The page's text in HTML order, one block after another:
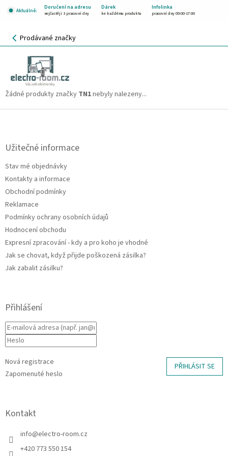
Aktuálně:
Doručení na adresu Dárek Infolinka
nejčastěji 3 pracovní dny ke každému produktu pracovní dny 09:00-17:00
NÁKUPNÍ
KOŠÍK
Prodávané značky
Žádné produkty značky TN1nebyly nalezeny...
Z
Užitečné informace
Stav mé objednávky
Kontakty a informace
Obchodní podmínky
Reklamace
Podmínky ochrany osobních údajů
Hodnocení obchodu
Expresní zpracování - kdy a pro koho je vhodné
Jak se chovat, když přijde poškozená zásilka?
Jak zabalit zásilku?
Přihlášení
PŘIHLÁSIT SE
Nová registrace
Zapomenuté heslo
Kontakt
info@electro-room.cz
+420 773 550 154